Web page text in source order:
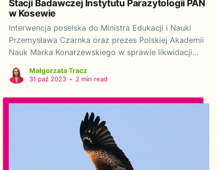
Stacji Badawczej Instytutu Parazytologii PAN
w Kosewie
Interwencja poselska do Ministra Edukacji i Nauki
Przemysława Czarnka oraz prezes Polskiej Akademii
Nauk Marka Konarzewskiego w sprawie likwidacji
Kosewie. Szanowni Państwo! Działając na podstawie
mandatu posła i senatora (t. Dz. U. 2018
Małgorzata Tracz
31 paź 2023 • 2 min read